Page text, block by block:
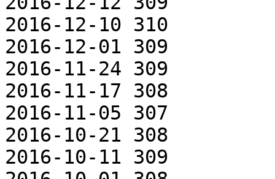
2016-12-10 310
2016-12-01 309
2016-11-24 309
2016-11-17 308
2016-11-05 307
2016-10-21 308
2016-10-11 309